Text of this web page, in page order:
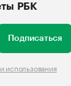
РБК
Подписаться
использования